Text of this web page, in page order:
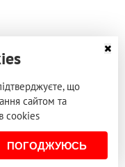
що
сайтом та
cookies
ПОГОДЖУЮСЬ